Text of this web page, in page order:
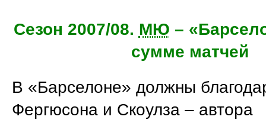
Сезон 2007/08. МЮ –
сумме матчей
В «Барселоне» должны
Фергюсона и Скоулза – автора